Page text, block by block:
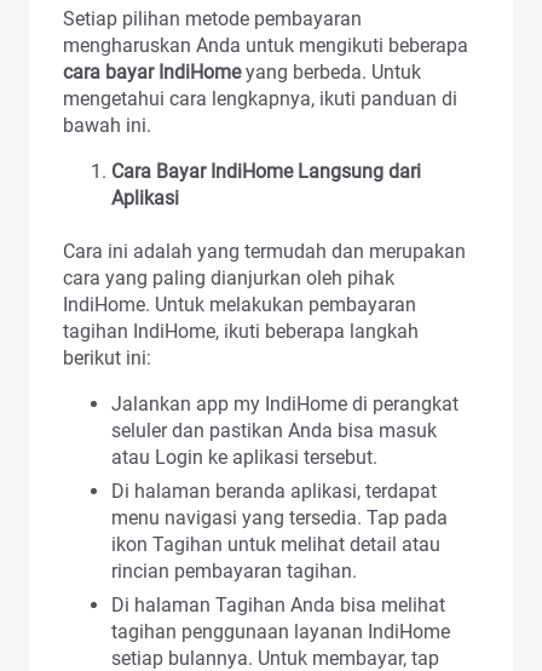
Setiap pilihan metode pembayaran
mengharuskan Anda untuk mengikuti beberapa
cara bayar IndiHomeyang berbeda. Untuk
mengetahui cara lengkapnya, ikuti panduan di
bawah ini.
Cara Bayar IndiHome Langsung dari
Aplikasi
Cara ini adalah yang termudah dan merupakan
cara yang paling dianjurkan oleh pihak
IndiHome. Untuk melakukan pembayaran
tagihan IndiHome, ikuti beberapa langkah
berikut ini:
Jalankan app my IndiHome di perangkat
seluler dan pastikan Anda bisa masuk
atau Login ke aplikasi tersebut.
Di halaman beranda aplikasi, terdapat
menu navigasi yang tersedia. Tap pada
ikon Tagihan untuk melihat detail atau
rincian pembayaran tagihan.
Di halaman Tagihan Anda bisa melihat
tagihan penggunaan layanan IndiHome
setiap bulannya. Untuk membayar, tap